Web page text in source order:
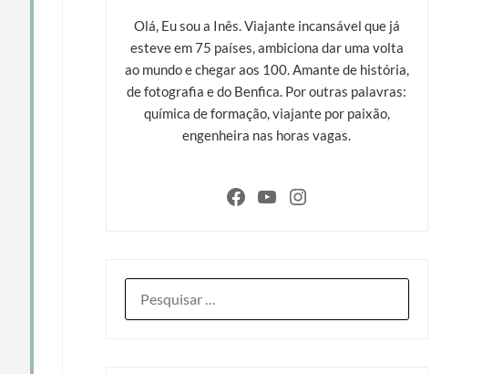
Olá, Eu sou a Inês. Viajante incansável que já
esteve em 75 países, ambiciona dar uma volta
ao mundo e chegar aos 100. Amante de história,
de fotografia e do Benfica. Por outras palavras:
química de formação, viajante por paixão,
engenheira nas horas vagas.